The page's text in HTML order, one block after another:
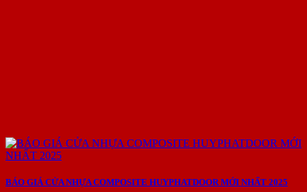
BÁO GIÁ CỬA NHỰA COMPOSITE HUYPHATDOOR MỚI NHẤT 2025